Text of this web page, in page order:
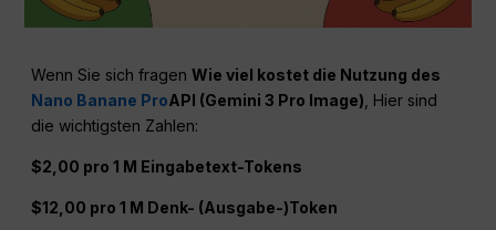
Wenn Sie sich fragenWie viel kostet die Nutzung des
Nano Banane ProAPI (Gemini 3 Pro Image) , Hier sind
die wichtigsten Zahlen:
$2,00 pro 1 M Eingabetext-Tokens
$12,00 pro 1 M Denk- (Ausgabe-)Token